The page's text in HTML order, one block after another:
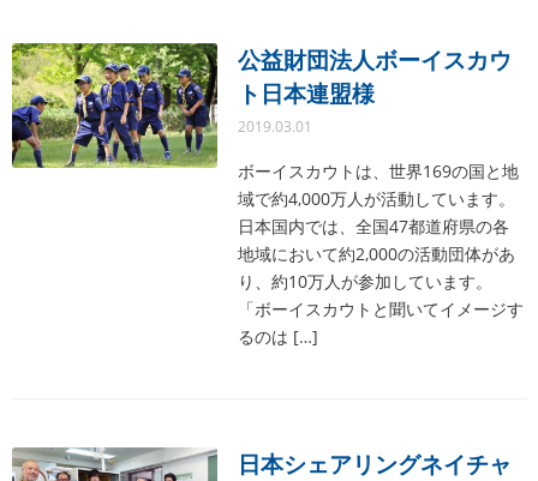
公益財団法人ボーイスカウ
ト日本連盟様
ボーイスカウトは、世界169の国と地
域で約4,000万人が活動しています。
日本国内では、全国47都道府県の各
地域において約2,000の活動団体があ
り、約10万人が参加しています。
「ボーイスカウトと聞いてイメージす
るのは […]
2019.03.01
日本シェアリングネイチャ